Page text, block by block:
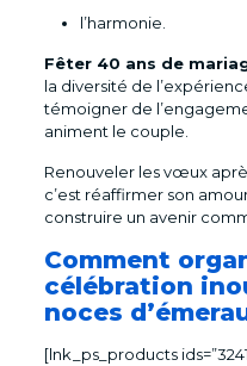
l’harmonie.
Fêter 40 ans de
la diversité de
témoigner de
animent le couple.
Renouveler les vœux
c’est réaffirmer son
construire un avenir
Comment
célébration
noces
[lnk_ps_products